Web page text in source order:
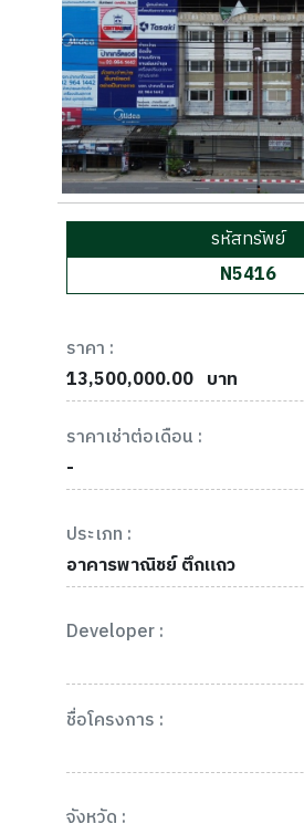
รหัสทรัพย์
N5416
ราคา :
13,500,000.00 บาท
ราคาเช่าต่อเดือน :
-
ประเภท :
อาคารพาณิชย์ ตึกแถว
Developer :
ชื่อโครงการ :
จังหวัด :